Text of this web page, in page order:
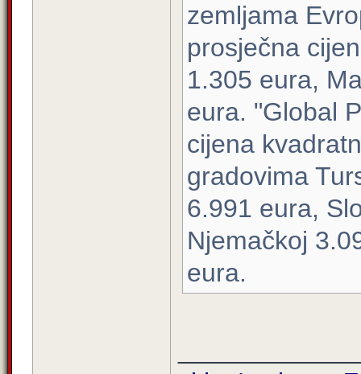
zemljama
prosječna
1.305 eura,
eura. "Global
cijena
gradovima
6.991 eura,
Njemačkoj
eura.